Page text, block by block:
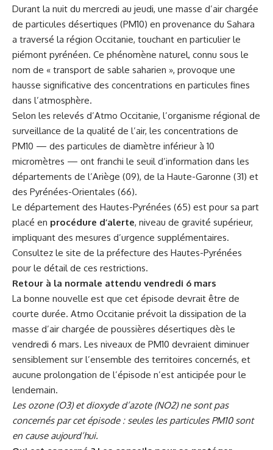
Durant la nuit du mercredi au jeudi, une masse d’air chargée
de particules désertiques (PM10) en provenance du Sahara
a traversé la région Occitanie, touchant en particulier le
piémont pyrénéen. Ce phénomène naturel, connu sous le
nom de « transport de sable saharien », provoque une
hausse significative des concentrations en particules fines
dans l’atmosphère.
Selon les relevés d’Atmo Occitanie, l’organisme régional de
surveillance de la qualité de l’air, les concentrations de
PM10 — des particules de diamètre inférieur à 10
micromètres — ont franchi le seuil d’information dans les
départements de l’Ariège (09), de la Haute-Garonne (31) et
des Pyrénées-Orientales (66).
Le département des Hautes-Pyrénées (65) est pour sa part
placé en procédure d’alerte, niveau de gravité supérieur,
impliquant des mesures d’urgence supplémentaires.
Consultez le site de la préfecture des Hautes-Pyrénées
pour le détail de ces restrictions.
Retour à la normale attendu vendredi 6 mars
La bonne nouvelle est que cet épisode devrait être de
courte durée. Atmo Occitanie prévoit la dissipation de la
masse d’air chargée de poussières désertiques dès le
vendredi 6 mars. Les niveaux de PM10 devraient diminuer
sensiblement sur l’ensemble des territoires concernés, et
aucune prolongation de l’épisode n’est anticipée pour le
lendemain.
Les ozone (O3) et dioxyde d’azote (NO2) ne sont pas
concernés par cet épisode : seules les particules PM10 sont
en cause aujourd’hui.